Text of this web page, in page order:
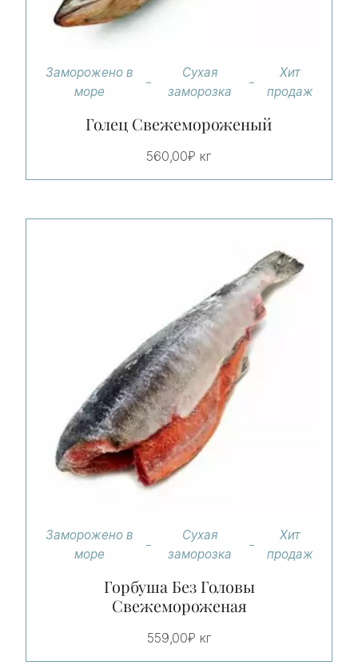
Заморожено в
море
Сухая
заморозка
Хит
продаж
Голец Свежемороженый
560,00₽ кг
Заморожено в
море
Сухая
заморозка
Хит
продаж
Горбуша Без Головы
Свежемороженая
559,00₽ кг